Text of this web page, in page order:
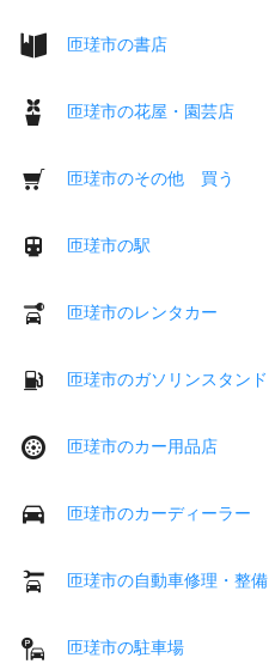
匝瑳市の書店
匝瑳市の花屋・園芸店
匝瑳市のその他 買う
匝瑳市の駅
匝瑳市のレンタカー
匝瑳市のガソリンスタンド
匝瑳市のカー用品店
匝瑳市のカーディーラー
匝瑳市の自動車修理・整備
匝瑳市の駐車場